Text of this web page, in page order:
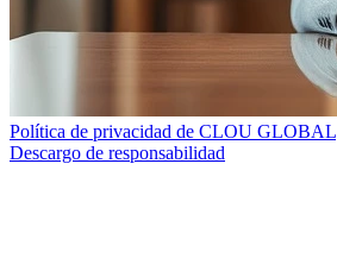
Política de privacidad de CLOU GLOBAL
Descargo de responsabilidad